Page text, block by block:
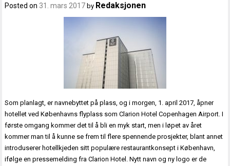
Posted on 31. mars 2017 by Redaksjonen
Som planlagt, er navnebyttet på plass, og i morgen, 1. april 2017, åpner
hotellet ved Københavns flyplass som Clarion Hotel Copenhagen Airport. I
første omgang kommer det til å bli en myk start, men i løpet av året
kommer man til å kunne se frem til flere spennende prosjekter, blant annet
introduserer hotellkjeden sitt populære restaurantkonsept i København,
ifølge en pressemelding fra Clarion Hotel. Nytt navn og ny logo er de